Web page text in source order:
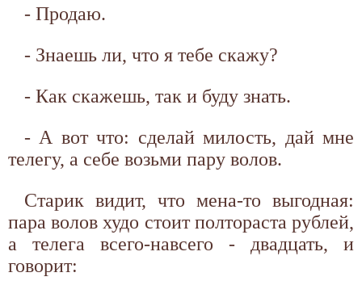
- Продаю.
- Знаешь ли, что я тебе скажу?
- Как скажешь, так и буду знать.
- А вот что: сделай милость, дай мне
телегу, а себе возьми пару волов.
Старик видит, что мена-то выгодная:
пара волов худо стоит полтораста рублей,
а телега всего-навсего - двадцать, и
говорит: